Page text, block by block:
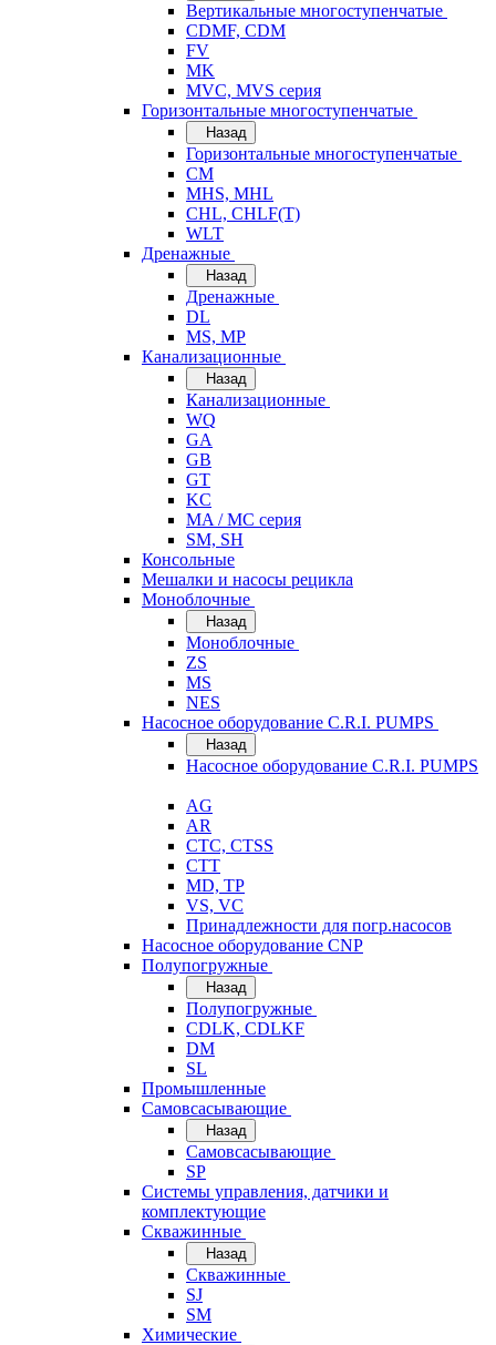
Вертикальные многоступенчатые
CDMF, CDM
FV
MK
MVC, MVS серия
Горизонтальные многоступенчатые
Назад
Горизонтальные многоступенчатые
CM
MHS, MHL
CHL, CHLF(T)
WLT
Дренажные
Назад
Дренажные
DL
MS, MP
Канализационные
Назад
Канализационные
WQ
GA
GB
GT
KC
MA / MC серия
SM, SH
Консольные
Мешалки и насосы рецикла
Моноблочные
Назад
Моноблочные
ZS
MS
NES
Насосное оборудование C.R.I. PUMPS
Назад
Насосное оборудование C.R.I. PUMPS
AG
AR
CTC, CTSS
CTT
MD, TP
VS, VC
Принадлежности для погр.насосов
Насосное оборудование CNP
Полупогружные
Назад
Полупогружные
CDLK, CDLKF
DM
SL
Промышленные
Самовсасывающие
Назад
Самовсасывающие
SP
Системы управления, датчики и
комплектующие
Скважинные
Назад
Скважинные
SJ
SM
Химические